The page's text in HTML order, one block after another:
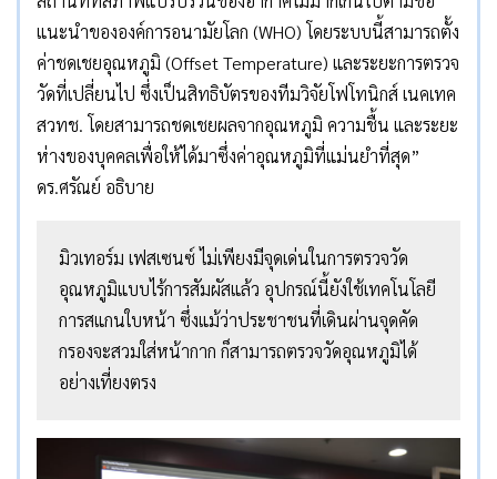
แนะนำขององค์การอนามัยโลก (WHO) โดยระบบนี้สามารถตั้ง
ค่าชดเชยอุณหภูมิ (Offset Temperature) และระยะการตรวจ
วัดที่เปลี่ยนไป ซึ่งเป็นสิทธิบัตรของทีมวิจัยโฟโทนิกส์ เนคเทค
สวทช. โดยสามารถชดเชยผลจากอุณหภูมิ ความชื้น และระยะ
ห่างของบุคคลเพื่อให้ได้มาซึ่งค่าอุณหภูมิที่แม่นยำที่สุด”
ดร.ศรัณย์ อธิบาย
มิวเทอร์ม เฟสเซนซ์ ไม่เพียงมีจุดเด่นในการตรวจวัด
อุณหภูมิแบบไร้การสัมผัสแล้ว อุปกรณ์นี้ยังใช้เทคโนโลยี
การสแกนใบหน้า ซึ่งแม้ว่าประชาชนที่เดินผ่านจุดคัด
กรองจะสวมใส่หน้ากาก ก็สามารถตรวจวัดอุณหภูมิได้
อย่างเที่ยงตรง